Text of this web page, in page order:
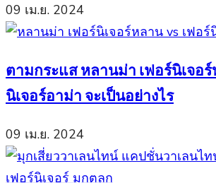
09 เม.ย. 2024
ตามกระแส หลานม่า เฟอร์นิเจอ
นิเจอร์อาม่า จะเป็นอย่างไร
09 เม.ย. 2024